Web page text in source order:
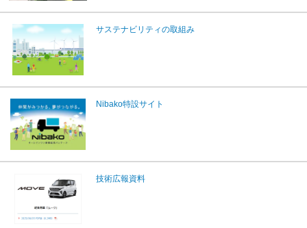
サステナビリティの取組み
Nibako特設サイト
技術広報資料